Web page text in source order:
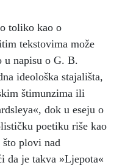
toliko kao o
tekstovima može
u napisu o G. B.
ideološka stajališta,
štimunzima ili
dok u eseju o
poetiku riše kao
plovi nad
da je takva »Ljepota«